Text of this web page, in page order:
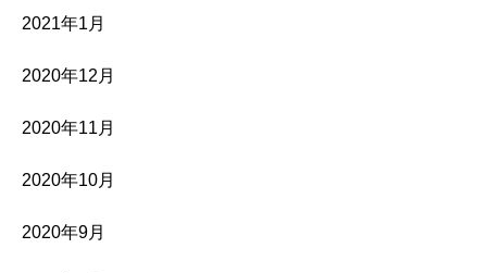
2021年1月
2020年12月
2020年11月
2020年10月
2020年9月